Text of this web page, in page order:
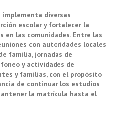
implementa diversas
escolar y fortalecer la
en las comunidades. Entre las
con autoridades locales
familia, jornadas de
y actividades de
y familias, con el propósito
de continuar los estudios
la matrícula hasta el